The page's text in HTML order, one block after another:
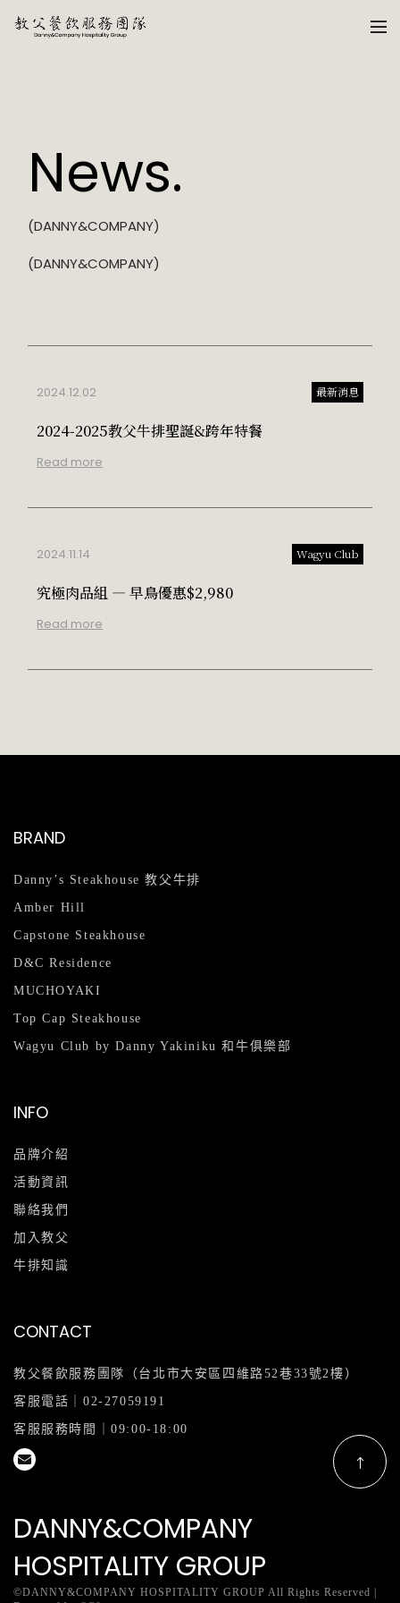
News.
(DANNY&COMPANY)
(DANNY&COMPANY)
2024.12.02 最新消息
2024-2025教父牛排聖誕&跨年特餐
Read more
2024.11.14 Wagyu Club
究極肉品組 — 早鳥優惠$2,980
Read more
BRAND
Danny’s Steakhouse 教父牛排
Amber Hill
Capstone Steakhouse
D&C Residence
MUCHOYAKI
Top Cap Steakhouse
Wagyu Club by Danny Yakiniku 和牛俱樂部
INFO
品牌介紹
活動資訊
聯絡我們
加入教父
牛排知識
CONTACT
教父餐飲服務團隊（台北市大安區四維路52巷33號2樓）
客服電話｜ 02-27059191
客服服務時間｜09:00-18:00
DANNY&COMPANY
HOSPITALITY GROUP
©DANNY&COMPANY HOSPITALITY GROUP All Rights Reserved |